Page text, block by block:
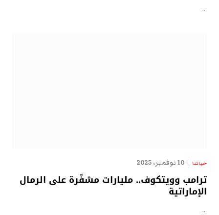
…
حياتنا 10 نوفمبر، 2025
ترامب وويتكوف.. مليارات مشفّرة على الرمال
الإماراتية
…